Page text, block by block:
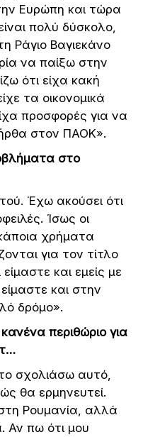
Ευρώπη και τώρα
πολύ δύσκολο,
Ράγιο Βαγιεκάνο
να παίξω στην
ότι είχα κακή
τα οικονομικά
προσφορές για να
στον ΠΑΟΚ».
στο
Έχω ακούσει ότι
Ίσως οι
χρήματα
για τον τίτλο
και εμείς με
και στην
δρόμο».
περιθώριο για
σχολιάσω αυτό,
θα ερμηνευτεί.
Ρουμανία, αλλά
Αν πω ότι μου